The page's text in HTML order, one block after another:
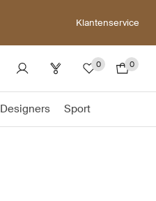
Klantenservice
0 0
Designers Sport